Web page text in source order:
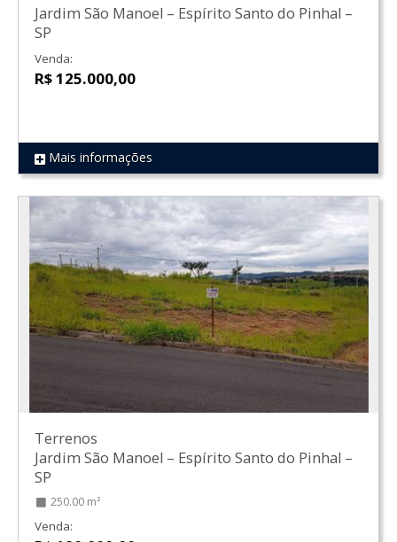
REF 1771
Jardim São Manoel – Espírito Santo do Pinhal –
SP
Venda:
R$ 125.000,00
Mais informações
Terrenos
Jardim São Manoel – Espírito Santo do Pinhal –
SP
250.00 m²
Venda: